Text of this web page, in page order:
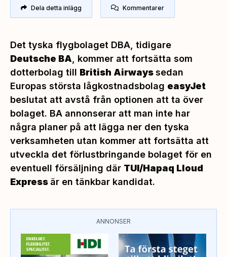
Dela detta inlägg Kommentarer
Det tyska flygbolaget DBA, tidigare
Deutsche BA , kommer att fortsätta som
dotterbolag till British Airwayssedan
Europas största lågkostnadsbolag easyJet
beslutat att avstå från optionen att ta över
bolaget. BA annonserar att man inte har
några planer på att lägga ner den tyska
verksamheten utan kommer att fortsätta att
utveckla det förlustbringande bolaget för en
eventuell försäljning där TUI/Hapaq Lloud
Express är en tänkbar kandidat.
ANNONSER